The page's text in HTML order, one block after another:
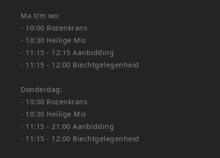
Ma t/m wo:
- 10:00 Rozenkrans
- 10:30 Heilige Mis
- 11:15 - 12:15 Aanbidding
- 11:15 - 12:00 Biechtgelegenheid
Donderdag:
- 10:00 Rozenkrans
- 10:30 Heilige Mis
- 11:15 - 21:00 Aanbidding
- 11:15 - 12:00 Biechtgelegenheid